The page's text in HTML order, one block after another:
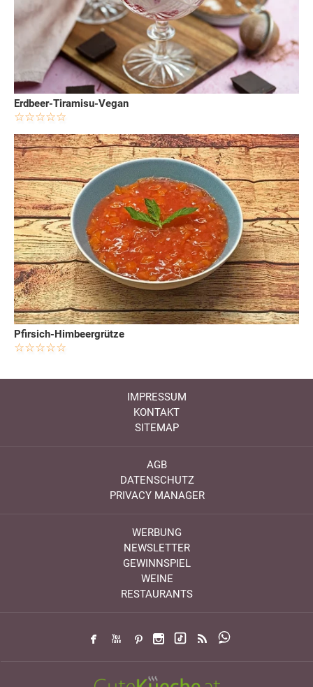
Erdbeer-Tiramisu-Vegan
Pfirsich-Himbeergrütze
IMPRESSUM
KONTAKT
SITEMAP
AGB
DATENSCHUTZ
PRIVACY MANAGER
WERBUNG
NEWSLETTER
GEWINNSPIEL
WEINE
RESTAURANTS